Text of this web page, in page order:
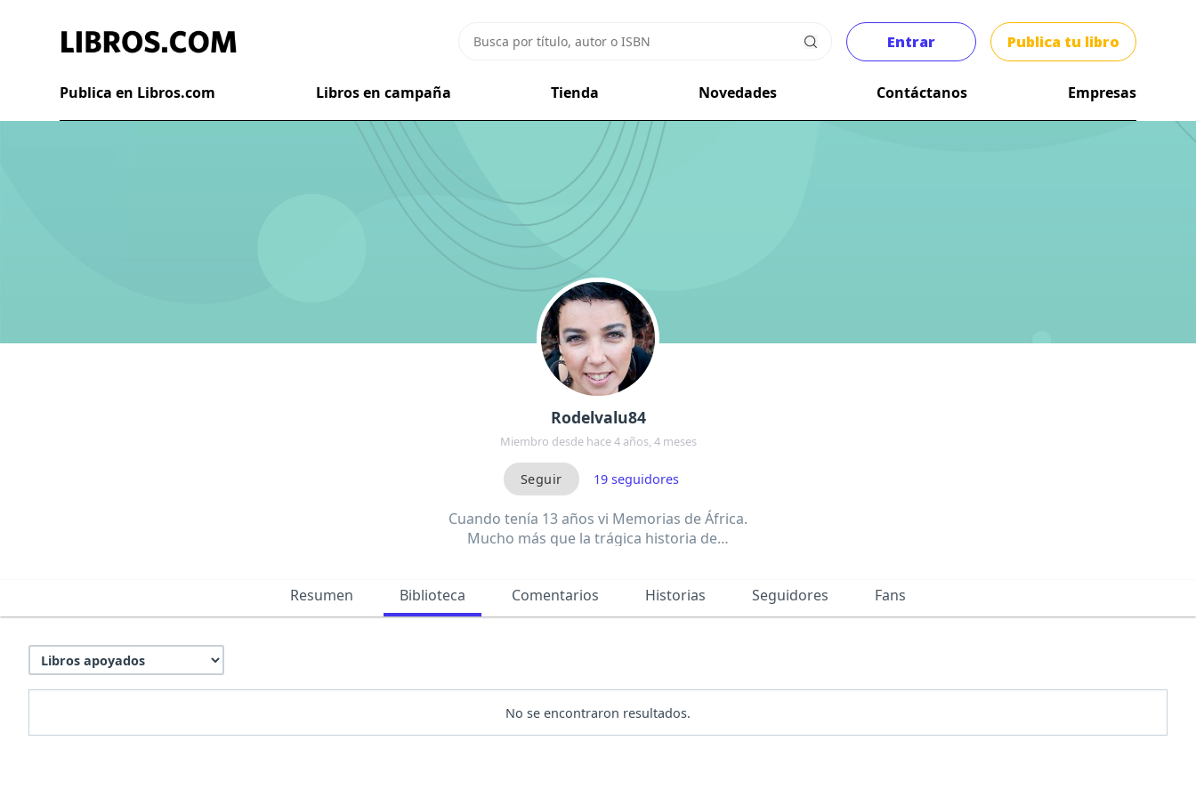
Entrar Publica tu libro
Publica en Libros.com Libros en campaña Tienda Novedades Contáctanos Empresas
Rodelvalu84
Miembro desde hace 4 años, 4 meses
19seguidores
Cuando tenía 13 años vi Memorias de África.
Mucho más que la trágica historia de…
Resumen Biblioteca Comentarios Historias Seguidores Fans
No se encontraron resultados.